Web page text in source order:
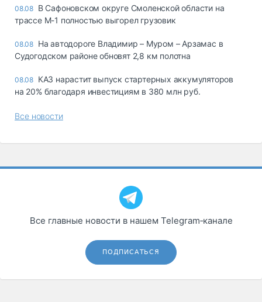
08.08 В Сафоновском округе Смоленской области на
трассе М-1 полностью выгорел грузовик
08.08 На автодороге Владимир – Муром – Арзамас в
Судогодском районе обновят 2,8 км полотна
08.08 КАЗ нарастит выпуск стартерных аккумуляторов
на 20% благодаря инвестициям в 380 млн руб.
Все новости
Все главные новости в нашем Telegram‑канале
ПОДПИСАТЬСЯ